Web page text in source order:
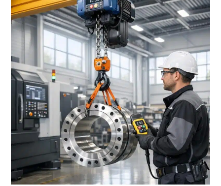
Werkstatt
bis
Industriehalle:
für
effizientes
Heben
schwerer
Lasten